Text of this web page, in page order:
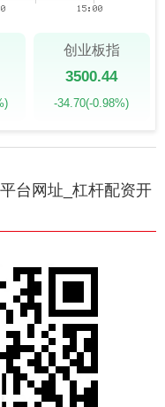
创业板指
3500.44
-34.70(-0.98%)
台网址_杠杆配资开